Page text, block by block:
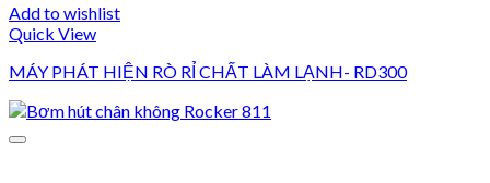
Add to wishlist
Quick View
MÁY PHÁT HIỆN RÒ RỈ CHẤT LÀM LẠNH- RD300